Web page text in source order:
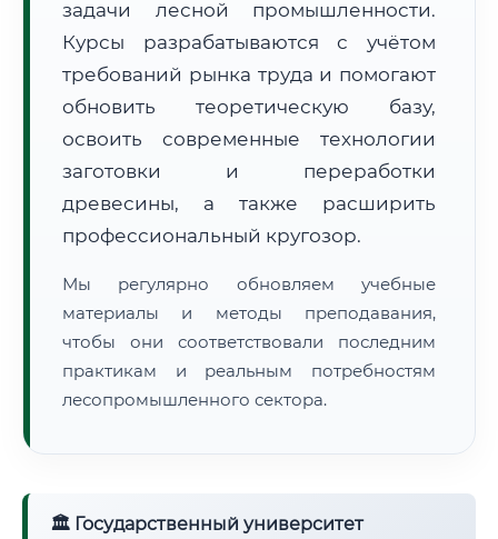
🗺️ Зона обслуживания: г. Казань
Расчет логистики оригиналов:
• Маршрут транзита:
• Экспресс-доставка СДЭК / Почтой:3–5 рабочих дней
📜 Документы и аккредитация
🔍Нажмите на документ для увеличения и просмотра
задачи лесной промышленности.
Курсы разрабатываются с учётом
требований рынка труда и помогают
обновить теоретическую базу,
освоить современные технологии
заготовки и переработки
древесины, а также расширить
профессиональный кругозор.
Мы регулярно обновляем учебные
материалы и методы преподавания,
чтобы они соответствовали последним
практикам и реальным потребностям
лесопромышленного сектора.
🏛 Государственный университет